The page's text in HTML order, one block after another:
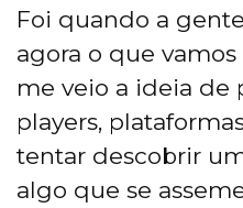
Foi quando a
agora o que
me veio a ideia de
players,
tentar descobrir
algo que se